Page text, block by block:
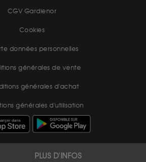
CGV Gardienor
Cookies
données personnelles
générales de vente
générales d'achat
générales d'utilisation
PLUS D'INFOS